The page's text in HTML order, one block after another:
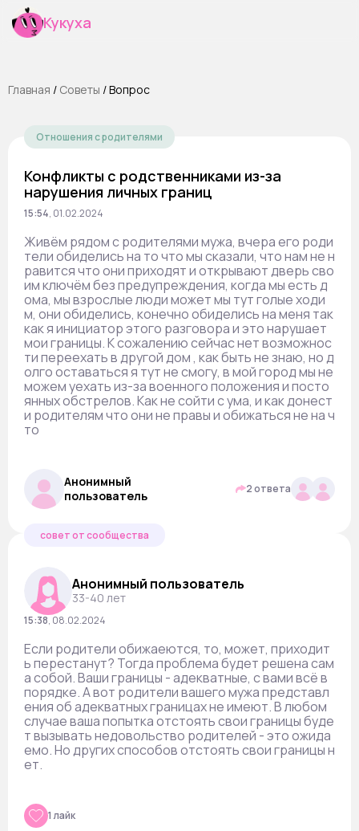
Кукуха
Главная / Cоветы /Вопрос
Отношения с родителями
Конфликты с родственниками из-за
нарушения личных границ
15:54, 01.02.2024
Живём рядом с родителями мужа, вчера его роди
тели обиделись на то что мы сказали, что нам не н
равится что они приходят и открывают дверь сво
им ключём без предупреждения, когда мы есть д
ома, мы взрослые люди может мы тут голые ходи
м, они обиделись, конечно обиделись на меня так
как я инициатор этого разговора и это нарушает
мои границы. К сожалению сейчас нет возможнос
ти переехать в другой дом , как быть не знаю, но д
олго оставаться я тут не смогу, в мой город мы не
можем уехать из-за военного положения и посто
янных обстрелов. Как не сойти с ума, и как донест
и родителям что они не правы и обижаться не на ч
то
Анонимный
пользователь
2 ответа
совет от сообщества
Анонимный пользователь
33-40 лет
15:38, 08.02.2024
Если родители обижаеются, то, может, приходит
ь перестанут? Тогда проблема будет решена сам
а собой. Ваши границы - адекватные, с вами всё в
порядке. А вот родители вашего мужа представл
ения об адекватных границах не имеют. В любом
случае ваша попытка отстоять свои границы буде
т вызывать недовольство родителей - это ожида
емо. Но других способов отстоять свои границы н
ет.
1 лайк